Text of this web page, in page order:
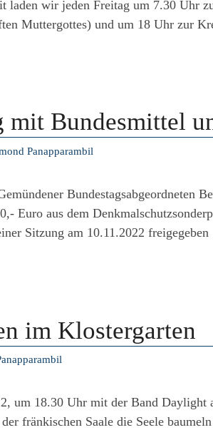
laden wir jeden Freitag um 7.30 Uhr
Muttergottes) und um 18 Uhr zur
mit Bundesmittel
Panapparambil
Bundestagsabgeordneten
Euro aus dem
Sitzung am 10.11.2022
im Klostergarten
um 18.30 Uhr mit der Band
fränkischen Saale die Seele